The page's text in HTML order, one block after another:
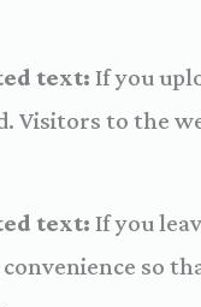
text:If you
Visitors to the
text:If you
so